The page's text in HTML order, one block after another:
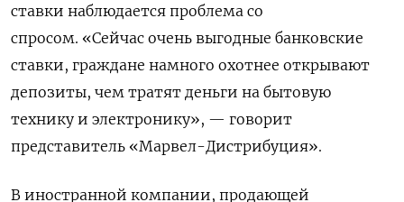
ставки наблюдается проблема со
спросом. «Сейчас очень выгодные банковские
ставки, граждане намного охотнее открывают
депозиты, чем тратят деньги на бытовую
технику и электронику», — говорит
представитель «Марвел-Дистрибуция».
В иностранной компании, продающей